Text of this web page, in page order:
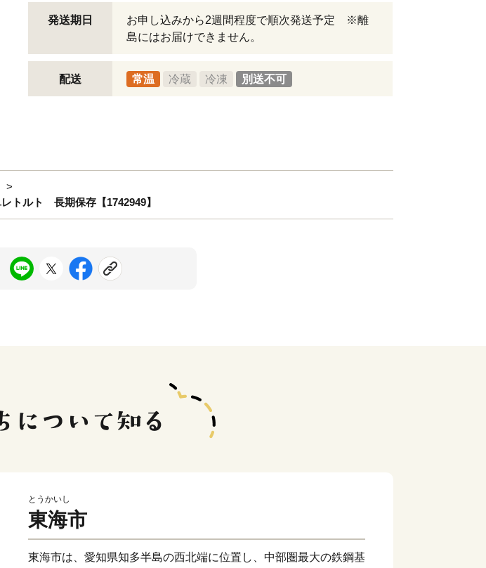
発送期日
お申し込みから2週間程度で順次発送予定 ※離
島にはお届けできません。
配送 常温 冷蔵 冷凍 別送不可
トルト 長期保存【1742949】
とうかいし
東海市
東海市は、愛知県知多半島の西北端に位置し、中部圏最大の鉄鋼基